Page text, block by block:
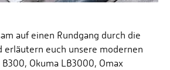
auf einen Rundgang durch die
erläutern euch unsere modernen
Okuma LB3000, Omax